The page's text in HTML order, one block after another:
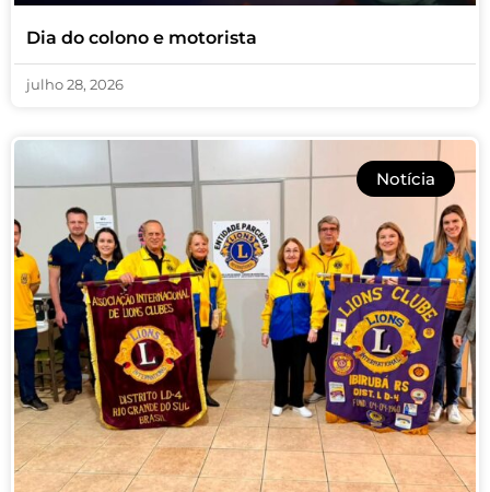
Dia do colono e motorista
julho 28, 2026
Notícia